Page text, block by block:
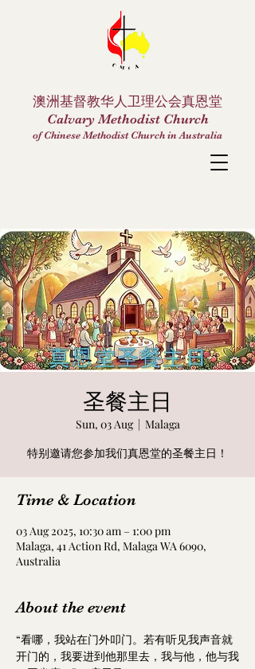
澳洲基督教华人卫理公会真恩堂
Calvary Methodist Church
of Chinese Methodist Church in Australia
圣餐主日
Sun, 03 Aug
  |
Malaga
特别邀请您参加我们真恩堂的圣餐主日！
Time & Location
03 Aug 2025, 10:30 am – 1:00 pm
Malaga, 41 Action Rd, Malaga WA 6090,
Australia
About the event
“看哪，我站在门外叩门。若有听见我声音就
开门的，我要进到他那里去，我与他，他与我